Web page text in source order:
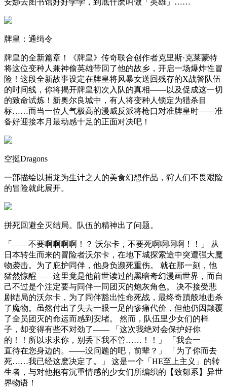
安娜去图书馆好好学学，到底什麽叫做「英雄」……
牌皇：通缉令
牌皇的全新篇章！《牌皇》传奇联合创作者克里斯·克莱蒙特
将这位变种人兼神偷英雄带回了他的故乡，开启一场爆炸性冒
险！这段全新故事设定在牌皇将风暴女送回残存的X战警队伍
的时间线，你将揭开牌皇初次入队的真相——以及促成这一切
的致命试炼！新奥尔良城中，有人将变种人锁定为猎杀目
标……而当一位人气极高的漫威反派将枪口对准牌皇时——准
备好迎接本月最动感十足的正面对决吧！
空挺Dragons
一部描绘以捕龙为生计之人的美食幻想作品，狩人们不畏艰险
的冒险就此展开。
拼死回避全灭结局。队伍的精神出了问题。
「——不要啊啊啊啊！？ 沃尔卡，不要死啊啊啊啊！！」 从
日本转生而来的冒险者沃尔卡，在地下城探索途中突遭强大魔
物袭击。为了庇护同伴，他身负濒死重伤。 就在那一刻，他
猛然惊醒——这里竟是他前世读过的黑暗奇幻漫画世界，而自
己不过是个注定要与同伴一同团灭的炮灰角色。 决不接受悲
剧结局的沃尔卡，为了同伴豁出性命死战，最终奇蹟般地击杀
了魔物。虽然付出了失去一眼一足的惨痛代价，但他仍因颠覆
了全员团灭的命运而感到安堵。 然而，队伍里少女们的样
子，却变得有些不对劲了—— 「这次我绝对会保护好你
的！！所以求求你，别丢下我不管……！！」 「我会一——
直待在您身边的。——没问题的吧，前辈？」 「为了你而去
死……我已经这麽决定了。」 这是一个「HE至上主义」的转
生者，与对他抱有沉重情感的少女们所编织的【致郁系】异世
界物语！